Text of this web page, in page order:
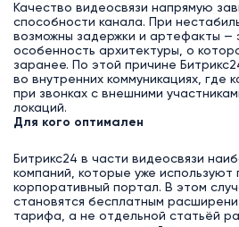
Качество видеосвязи напрямую
способности канала. При
возможны задержки и артефакты —
особенность архитектуры, о
заранее. По этой причине
во внутренних коммуникациях, где
при звонках с внешними
локаций.
Для кого оптимален
Битрикс24 в части видеосвязи
компаний, которые уже используют
корпоративный портал. В этом
становятся бесплатным
тарифа, а не отдельной статьёй